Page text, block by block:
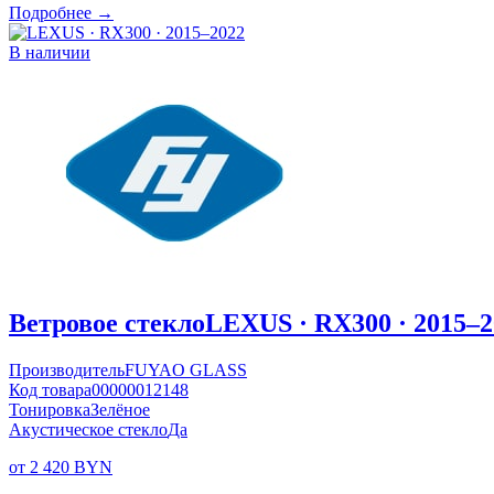
Подробнее →
В наличии
Ветровое стеклоLEXUS · RX300 ·
ПроизводительFUYAO GLASS
Код товара00000012148
ТонировкаЗелёное
Акустическое стеклоДа
от 2 420 BYN